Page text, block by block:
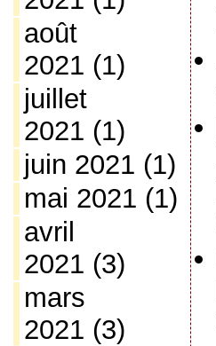
août
2021 (1)
juillet
2021 (1)
juin 2021 (1)
mai 2021 (1)
avril
2021 (3)
mars
2021 (3)